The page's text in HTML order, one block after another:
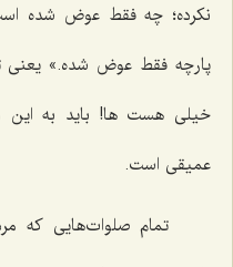
نکرده؛ چه فقط عوض شده
پارچه فقط عوض شده.» یعنی
خیلی هست ها! باید به این
عمیقی است.
تمام صلوات‌هایی که